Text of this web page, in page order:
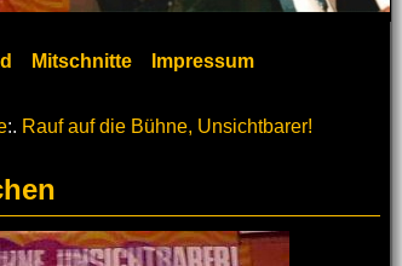
Mitschnitte Impressum
:. Rauf auf die Bühne, Unsichtbarer!